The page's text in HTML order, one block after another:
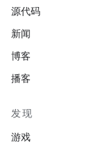
源代码
新闻
博客
播客
发现
游戏